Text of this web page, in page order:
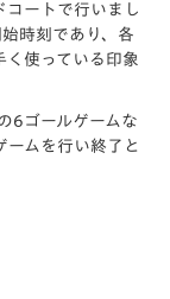
コートで行いまし
時刻であり、各
く使っている印象
6ゴールゲームな
ームを行い終了と